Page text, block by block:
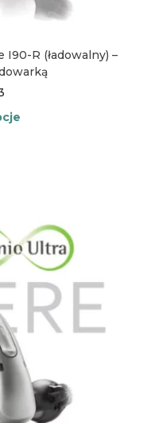
I90-R (ładowalny) –